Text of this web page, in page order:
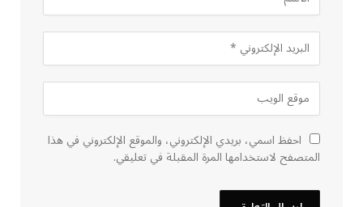
احفظ اسمي، بريدي الإلكتروني، والموقع الإلكتروني في هذا
المتصفح لاستخدامها المرة المقبلة في تعليقي.